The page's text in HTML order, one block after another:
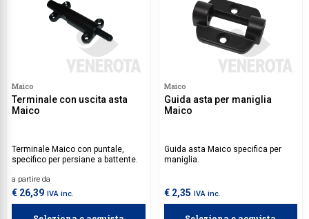
Maico
Terminale con uscita asta
Maico
Terminale Maico con puntale,
specifico per persiane a battente.
a partire da
€ 26,39 IVA inc.
Maico
Guida asta per maniglia
Maico
Guida asta Maico specifica per
maniglia.
€ 2,35 IVA inc.